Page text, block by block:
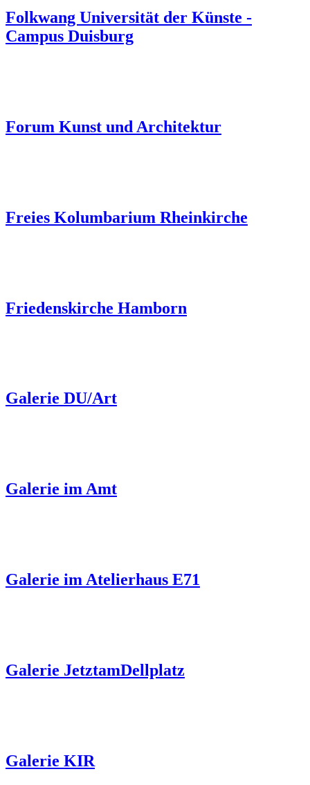
Folkwang Universität der Künste -
Campus Duisburg
Forum Kunst und Architektur
Freies Kolumbarium Rheinkirche
Friedenskirche Hamborn
Galerie DU/Art
Galerie im Amt
Galerie im Atelierhaus E71
Galerie JetztamDellplatz
Galerie KIR